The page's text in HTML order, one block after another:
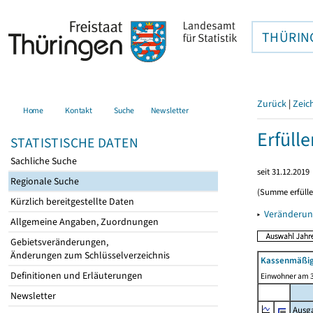
Home Kontakt Suche Newsletter
STATISTISCHE DATEN
Sachliche Suche
Regionale Suche
Kürzlich bereitgestellte Daten
Allgemeine Angaben, Zuordnungen
Gebietsveränderungen,
Änderungen zum Schlüsselverzeichnis
Definitionen und Erläuterungen
Newsletter
Zurück |
seit 31.12.2019
(Summe
▸
Einwohner am